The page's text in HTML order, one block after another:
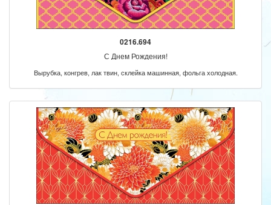
0216.694
С Днем Рождения!
Вырубка, конгрев, лак твин, склейка машинная, фольга холодная.